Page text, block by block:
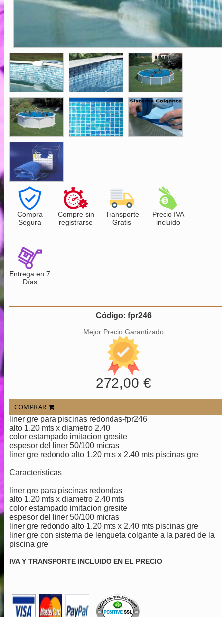
Compra
Segura
Compre sin
registrarse
Transporte
Gratis
Precio IVA
incluído
Entrega en 7
Días
Código: fpr246
Mejor Precio Garantizado
272,00 €
COMPRAR
liner gre para piscinas redondas-fpr246
alto 1.20 mts x diametro 2.40
color estampado imitacion gresite
espesor del liner 50/100 micras
liner gre redondo alto 1.20 mts x 2.40 mts piscinas gre
Características
liner gre para piscinas redondas
alto 1.20 mts x diametro 2.40 mts
color estampado imitacion gresite
espesor del liner 50/100 micras
liner gre redondo alto 1.20 mts x 2.40 mts piscinas gre
liner gre con sistema de lengueta colgante a la pared de la
piscina gre
IVA Y TRANSPORTE INCLUIDO EN EL PRECIO